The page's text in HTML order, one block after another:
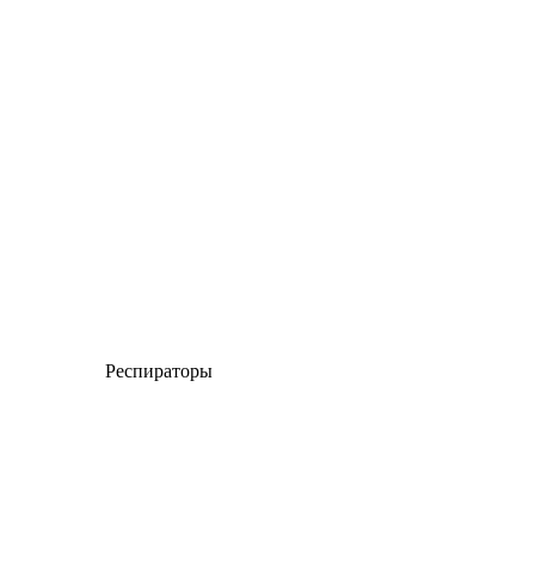
Респираторы